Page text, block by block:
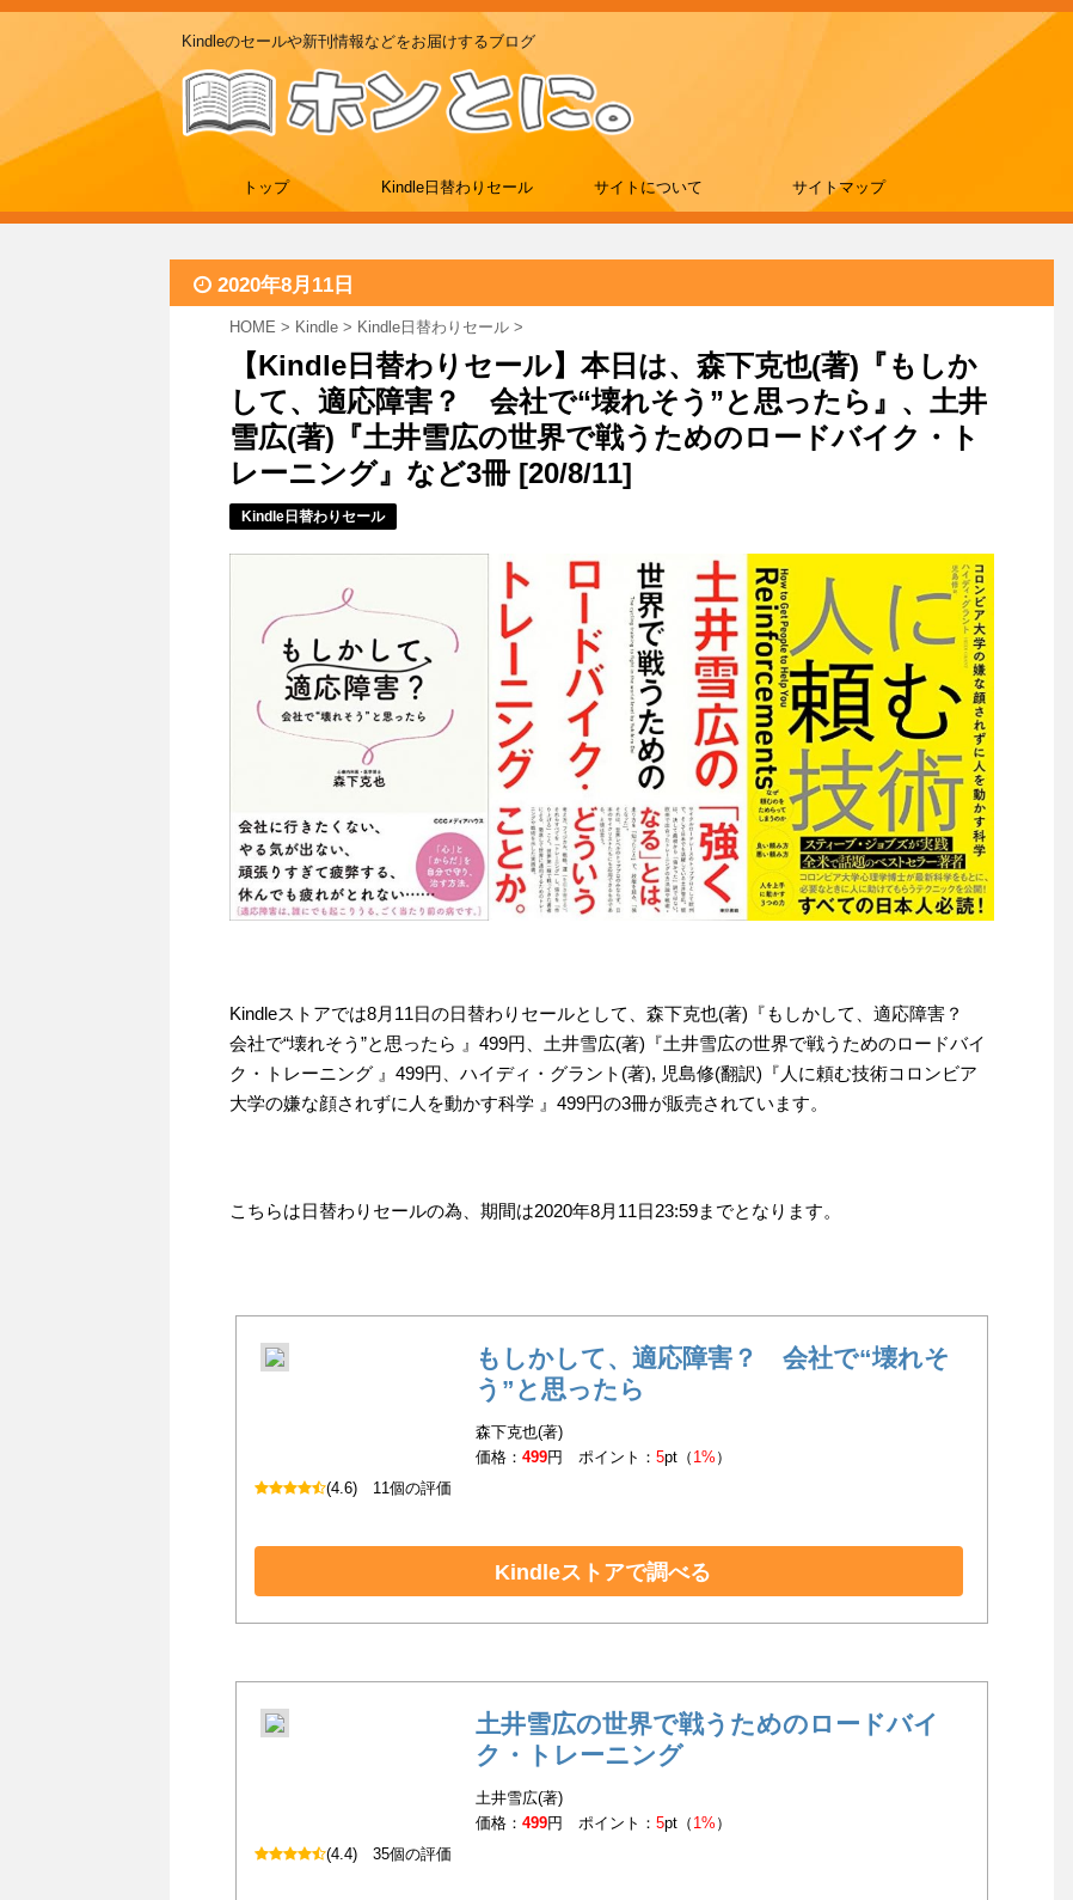
Kindleのセールや新刊情報などをお届けするブログ
トップ Kindle日替わりセール サイトについて サイトマップ
2020年8月11日
HOME > Kindle > Kindle日替わりセール >
【Kindle日替わりセール】本日は、森下克也(著)『もしか
して、適応障害？ 会社で“壊れそう”と思ったら』、土井
雪広(著)『土井雪広の世界で戦うためのロードバイク・ト
レーニング』など3冊 [20/8/11]
Kindle日替わりセール
Kindleストアでは8月11日の日替わりセールとして、森下克也(著)『もしかして、適応障害？
会社で“壊れそう”と思ったら 』499円、土井雪広(著)『土井雪広の世界で戦うためのロードバイ
ク・トレーニング 』499円、ハイディ・グラント(著), 児島修(翻訳)『人に頼む技術コロンビア
大学の嫌な顔されずに人を動かす科学 』499円の3冊が販売されています。
こちらは日替わりセールの為、期間は2020年8月11日23:59までとなります。
もしかして、適応障害？ 会社で“壊れそ
う”と思ったら
森下克也(著)
価格：499円 ポイント：5pt（ 1% ）
(4.6) 11個の評価
Kindleストアで調べる
土井雪広の世界で戦うためのロードバイ
ク・トレーニング
土井雪広(著)
価格：499円 ポイント：5pt（ 1% ）
(4.4) 35個の評価